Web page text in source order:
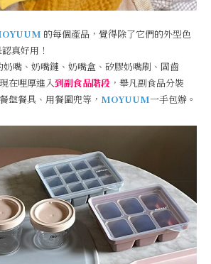
的每個產品，覺得除了它們的外型色
真好用！
嘴、奶嘴鏈、奶嘴盒、矽膠奶嘴刷、固齒
在哩厚進入到副食品階段 ，舉凡副食品分裝
盤餐具、用餐圍兜等， MOYUUM一手包辦。